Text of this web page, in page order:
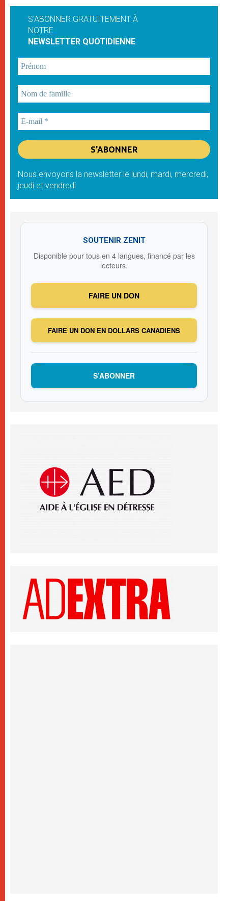
S'ABONNER GRATUITEMENT À
NOTRE
NEWSLETTER QUOTIDIENNE
Nous envoyons la newsletter le lundi, mardi, mercredi,
jeudi et vendredi
SOUTENIR ZENIT
Disponible pour tous en 4 langues, financé par les
lecteurs.
FAIRE UN DON
FAIRE UN DON EN DOLLARS CANADIENS
S’ABONNER